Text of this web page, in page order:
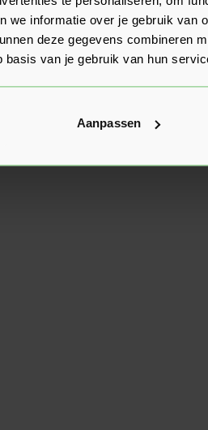
we informatie over je gebruik van
deze gegevens combineren
van je gebruik van hun
Aanpassen